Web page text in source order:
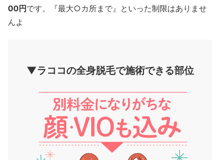
00円です。『最大○カ所まで』といった制限はありませ
んよ
▼ラココの全身脱毛で施術できる部位